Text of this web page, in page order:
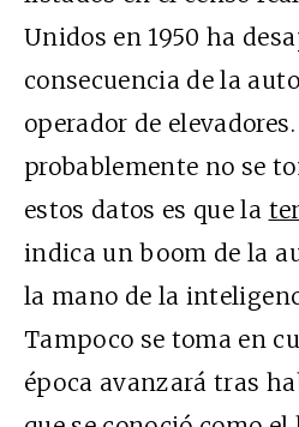
Unidos en 1950 ha
consecuencia de la
operador de
probablemente no se
estos datos es que la
indica un boom de la
la mano de la
Tampoco se toma en
época avanzará tras